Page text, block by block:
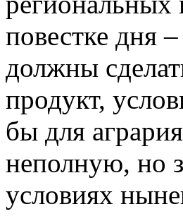
повестке дня
должны
продукт,
бы для
неполную, но
условиях